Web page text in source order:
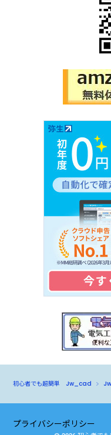
初心者でも超簡単 Jw_cad
プライバシーポリシー